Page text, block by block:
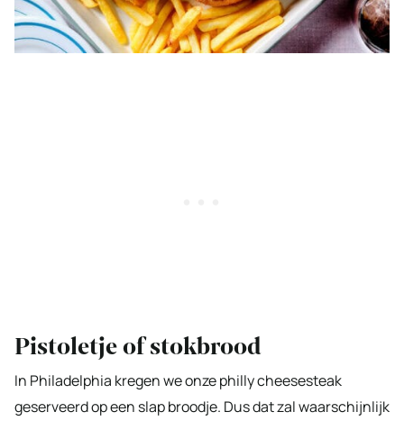
Pistoletje of stokbrood
In Philadelphia kregen we onze philly cheesesteak
geserveerd op een slap broodje. Dus dat zal waarschijnlijk